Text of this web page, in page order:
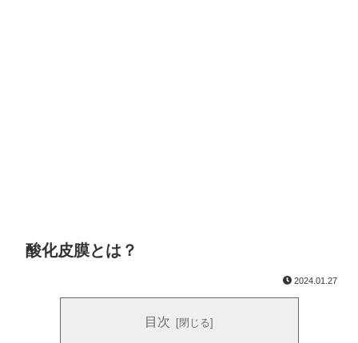
酸化皮膜とは？
2024.01.27
目次